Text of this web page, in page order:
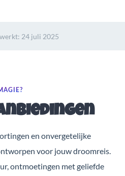
24 juli 2025
en onvergetelijke
voor jouw droomreis.
ontmoetingen met geliefde